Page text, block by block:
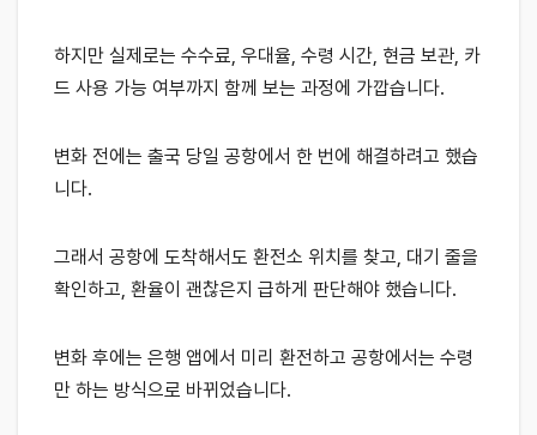
하지만 실제로는 수수료, 우대율, 수령 시간, 현금 보관, 카
드 사용 가능 여부까지 함께 보는 과정에 가깝습니다.
변화 전에는 출국 당일 공항에서 한 번에 해결하려고 했습
니다.
그래서 공항에 도착해서도 환전소 위치를 찾고, 대기 줄을
확인하고, 환율이 괜찮은지 급하게 판단해야 했습니다.
변화 후에는 은행 앱에서 미리 환전하고 공항에서는 수령
만 하는 방식으로 바뀌었습니다.